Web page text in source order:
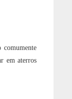
comumente
em aterros